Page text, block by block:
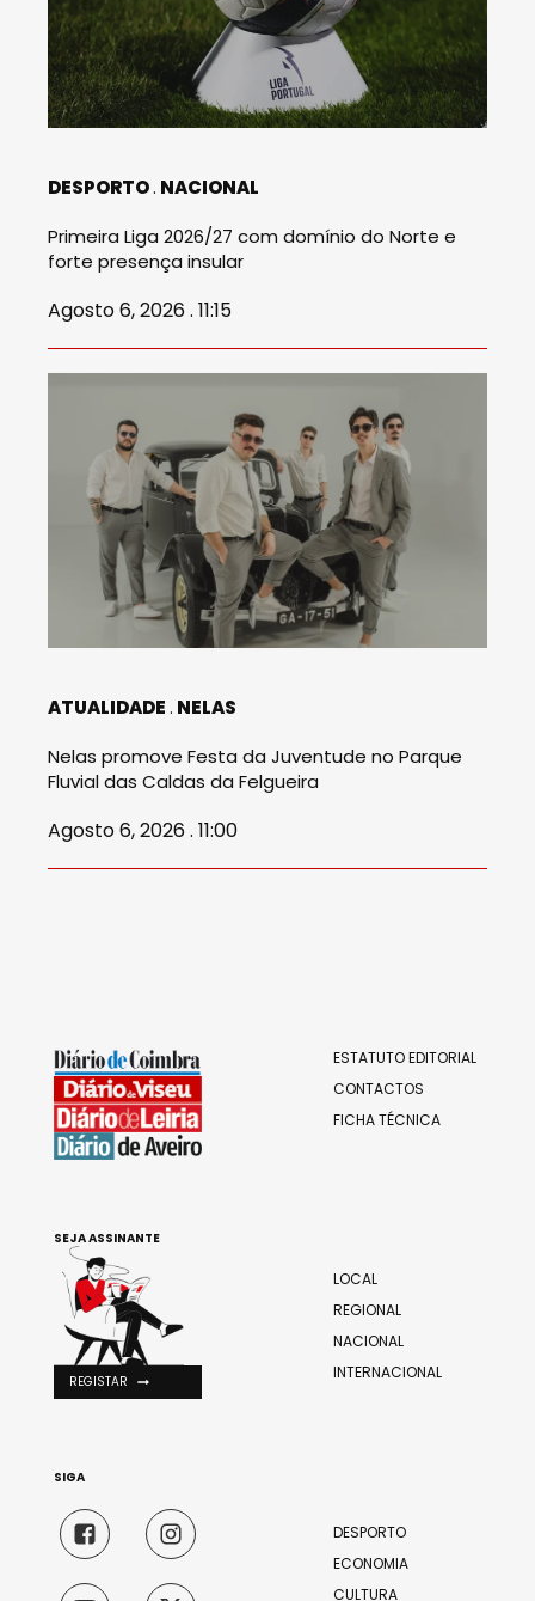
DESPORTO NACIONAL
Primeira Liga 2026/27 com domínio do Norte e
forte presença insular
Agosto 6, 2026 . 11:15
ATUALIDADE NELAS
Nelas promove Festa da Juventude no Parque
Fluvial das Caldas da Felgueira
Agosto 6, 2026 . 11:00
ESTATUTO EDITORIAL
CONTACTOS
FICHA TÉCNICA
LOCAL
REGIONAL
NACIONAL
INTERNACIONAL
DESPORTO
ECONOMIA
CULTURA
SEJA ASSINANTE
REGISTAR
SIGA